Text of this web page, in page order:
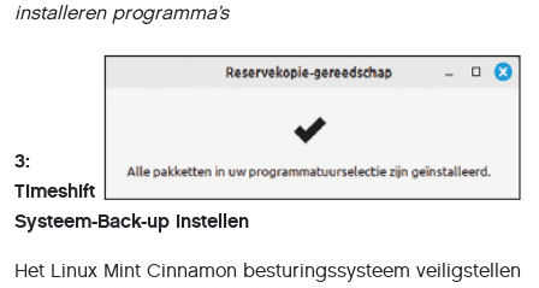
installeren programma’s
3:
Timeshift
Systeem-Back-up instellen
Het Linux Mint Cinnamon besturingssysteem veiligstellen